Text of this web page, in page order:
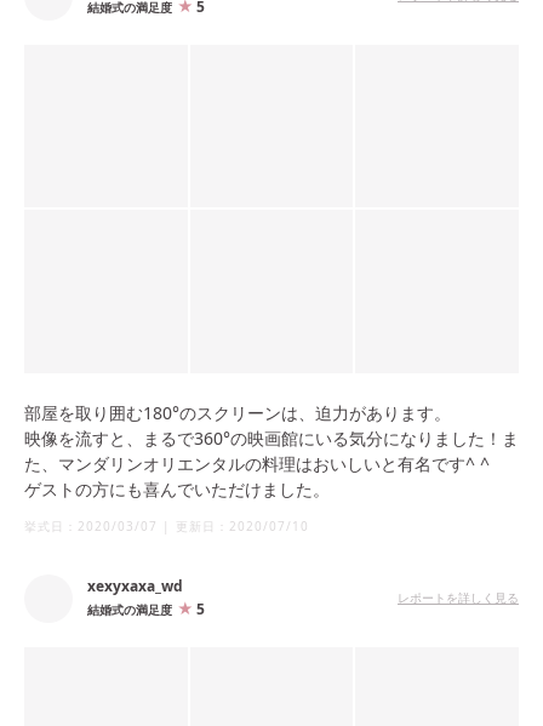
結婚式の満足度 5
部屋を取り囲む180°のスクリーンは、迫力があります。
映像を流すと、まるで360°の映画館にいる気分になりました！ま
た、マンダリンオリエンタルの料理はおいしいと有名です^ ^
ゲストの方にも喜んでいただけました。
挙式日： 2020/03/07 | 更新日： 2020/07/10
xexyxaxa_wd
結婚式の満足度 5
レポートを詳しく見る